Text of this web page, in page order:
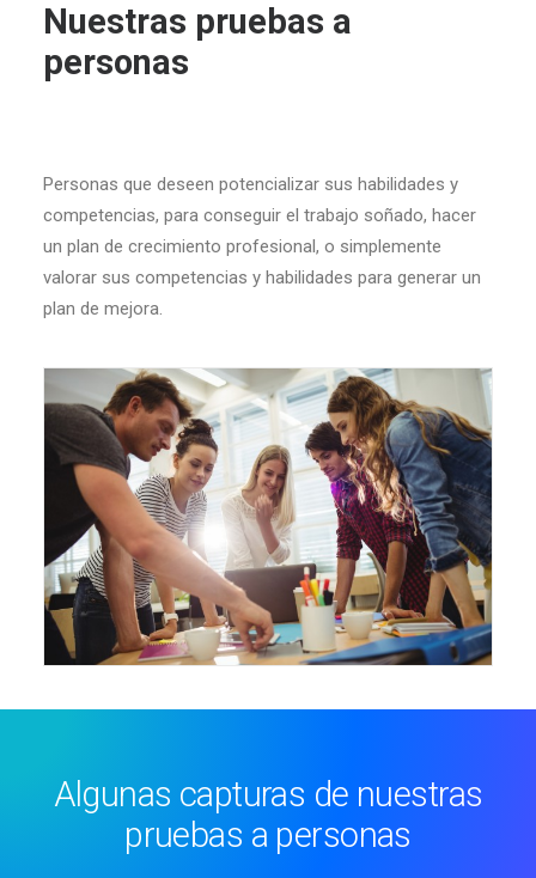
Nuestras pruebas a
personas
Personas que deseen potencializar sus habilidades y
competencias, para conseguir el trabajo soñado, hacer
un plan de crecimiento profesional, o simplemente
valorar sus competencias y habilidades para generar un
plan de mejora.
Algunas capturas de nuestras
pruebas a personas